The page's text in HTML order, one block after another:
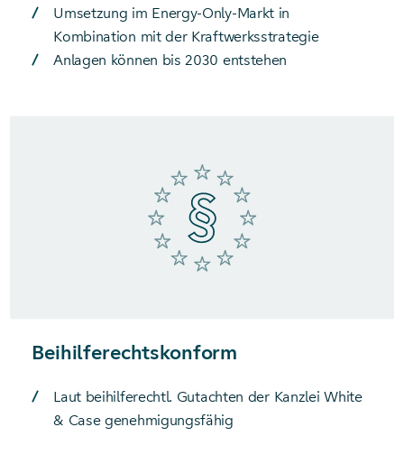
Umsetzung im Energy-Only-Markt in
Kombination mit der Kraftwerksstrategie
Anlagen können bis 2030 entstehen
Beihilferechtskonform
Laut beihilferechtl. Gutachten der Kanzlei White
& Case genehmigungsfähig